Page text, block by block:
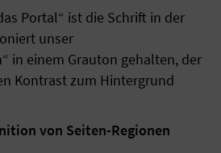
Portal“ ist die Schrift in der
unser
in einem Grauton gehalten, der
Kontrast zum Hintergrund
von Seiten-Regionen